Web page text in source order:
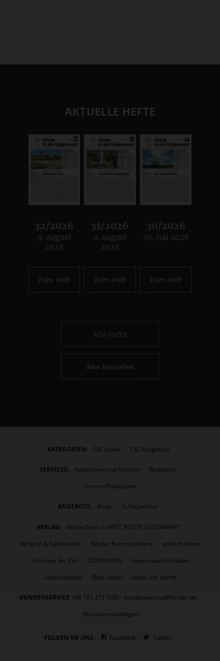
AKTUELLE HEFTE
32/2026
:
9. August
2026
Zum Heft
31/2026
:
2. August
2026
Zum Heft
30/2026
:
26. Juli 2026
Zum Heft
Abo bestellen
KATEGORIEN: CIG online CIG Ausgaben
SERVICES: Autorinnen und Autoren
Redaktion
Unsere Philosophie
ANGEBOTE: Blogs Schlagwörter
VERLAG:
Media Sales CHRIST IN DER GEGENWART
Religion & Spiritualität
Herder Korrespondenz
einfach leben
Stimmen der Zeit
COMMUNIO
Gemeinsam Glauben
Lebensspuren
Bibel lesen kunst und kirche
KUNDENSERVICE +49 761 2717200
kundenservice@herder.de
Abo online kündigen
FOLGEN SIE UNS: Facebook Twitter